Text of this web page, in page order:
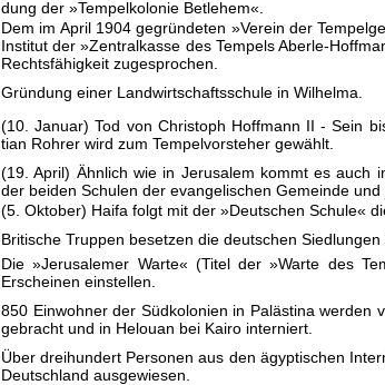
dung der »Tempelkolonie Betlehem«.
Dem im April 1904 gegründeten »Verein der
Institut der »Zentralkasse des Tempels Aberle-
Rechtsfähigkeit zugesprochen.
Gründung einer Landwirtschaftsschule in Wilhelma.
(10. Januar) Tod von Christoph Hoffmann II - Sein
tian Rohrer wird zum Tempelvorsteher gewählt.
(19. April) Ähnlich wie in Jerusalem kommt es auch
der beiden Schulen der evangelischen Gemeinde und
(5. Oktober) Haifa folgt mit der »Deutschen Schule«
Britische Truppen besetzen die deutschen Siedlungen
Die »Jerusalemer Warte« (Titel der »Warte des
Erscheinen einstellen.
850 Einwohner der Südkolonien in Palästina werden
gebracht und in Helouan bei Kairo interniert.
Über dreihundert Personen aus den ägyptischen
Deutschland ausgewiesen.